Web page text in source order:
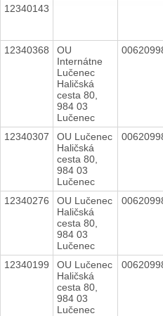
12340143
12340368
OU
Internátne
Lučenec
Haličská
cesta 80,
984 03
Lučenec
12340307
OU Lučenec
Haličská
cesta 80,
984 03
Lučenec
12340276
OU Lučenec
Haličská
cesta 80,
984 03
Lučenec
12340199
OU Lučenec
Haličská
cesta 80,
984 03
Lučenec